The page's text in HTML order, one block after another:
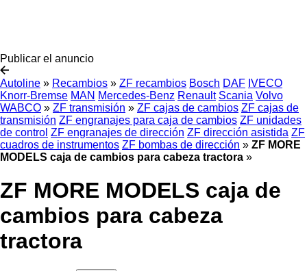
Publicar el anuncio
Autoline » Recambios » ZF recambios Bosch DAF IVECO
Knorr-Bremse MAN Mercedes-Benz Renault Scania Volvo
WABCO » ZF transmisión » ZF cajas de cambios ZF cajas de
transmisión ZF engranajes para caja de cambios ZF unidades
de control ZF engranajes de dirección ZF dirección asistida ZF
cuadros de instrumentos ZF bombas de dirección » ZF MORE
MODELS caja de cambios para cabeza tractora »
ZF MORE MODELS caja de
cambios para cabeza
tractora